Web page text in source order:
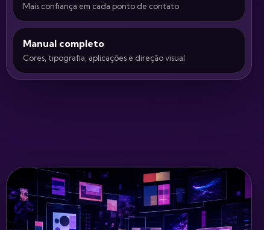
Mais confiança em cada ponto de contato
Manual completo
Cores, tipografia, aplicações e direção visual